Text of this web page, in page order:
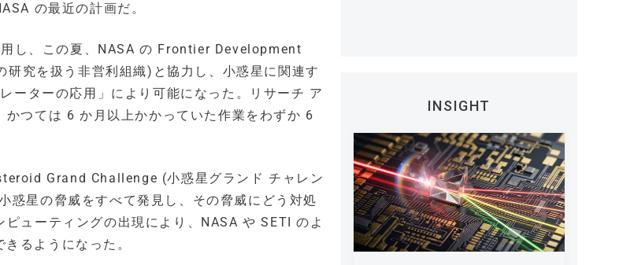
の最近の計画だ。
し、この夏、NASA の Frontier Development
究を扱う非営利組織)と協力し、小惑星に関連す
ーターの応用」により可能になった。リサーチ ア
つては 6 か月以上かかっていた作業をわずか 6
Grand Challenge (小惑星グランド チャレン
惑星の脅威をすべて発見し、その脅威にどう対処
ューティングの出現により、NASA や SETI のよ
るようになった。
INSIGHT